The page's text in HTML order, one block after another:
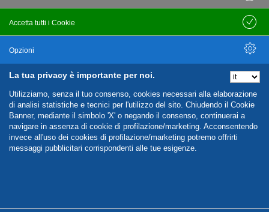
La tua privacy è importante per noi.
Utilizziamo, senza il tuo consenso, cookies necessari alla elaborazione
di analisi statistiche e tecnici per l'utilizzo del sito. Chiudendo il Cookie
Banner, mediante il simbolo 'X' o negando il consenso, continuerai a
navigare in assenza di cookie di profilazione/marketing. Acconsentendo
invece all'uso dei cookies di profilazione/marketing potremo offrirti
messaggi pubblicitari corrispondenti alle tue esigenze.
Accetta tutti i Cookie
Salva
Opzioni
Nascondi Opzioni